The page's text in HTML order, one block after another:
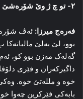
٢- تو چ ژ وێ شۆرەشێ فێر بووی؟
فەرەج میرزا: ئەڤ
بوو، لێ بەلێ
گەلەک مەزن بوو کو،
داگیرکەران و فێری
خوە و مللەتێ خوە.
بابەکی فێرکرین چەوا